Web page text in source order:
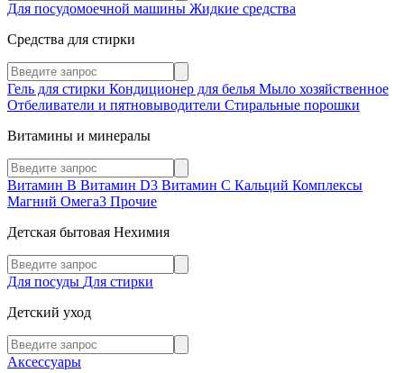
Для посудомоечной машины Жидкие средства
Средства для стирки
Гель для стирки Кондиционер для белья Мыло хозяйственное
Отбеливатели и пятновыводители Стиральные порошки
Витамины и минералы
Витамин В Витамин D3 Витамин С Кальций Комплексы
Магний Омега3 Прочие
Детская бытовая Нехимия
Для посуды Для стирки
Детский уход
Аксессуары